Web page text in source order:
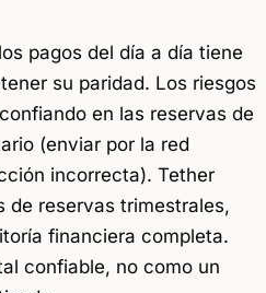
pagos del día a día tiene
su paridad. Los riesgos
en las reservas de
(enviar por la red
incorrecta). Tether
de reservas trimestrales,
financiera completa.
confiable, no como un